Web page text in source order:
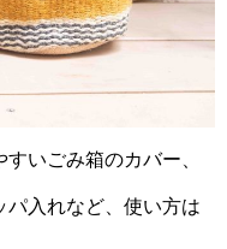
いごみ箱のカバー、
パ入れなど、使い方は